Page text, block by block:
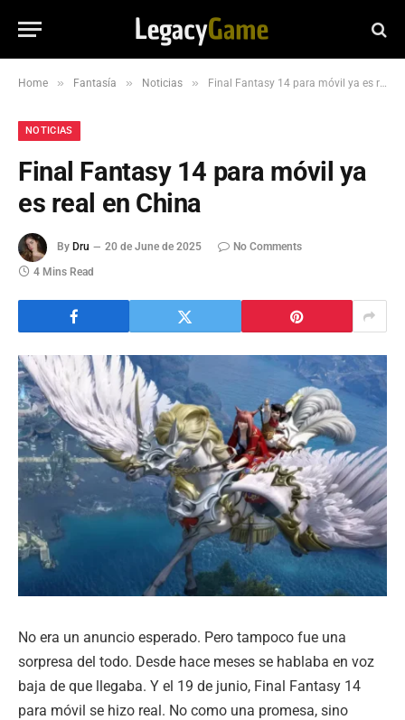
Home » Fantasía » Noticias » Final Fantasy 14 para móvil ya es real en China
NOTICIAS
Final Fantasy 14 para móvil ya
es real en China
By Dru 20 de June de 2025
No Comments
4 Mins Read
No era un anuncio esperado. Pero tampoco fue una
sorpresa del todo. Desde hace meses se hablaba en voz
baja de que llegaba. Y el 19 de junio, Final Fantasy 14
para móvil se hizo real. No como una promesa, sino